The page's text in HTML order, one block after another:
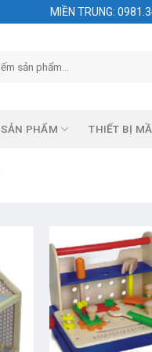
MIỀN TRUNG:
SẢN PHẨM THIẾT BỊ